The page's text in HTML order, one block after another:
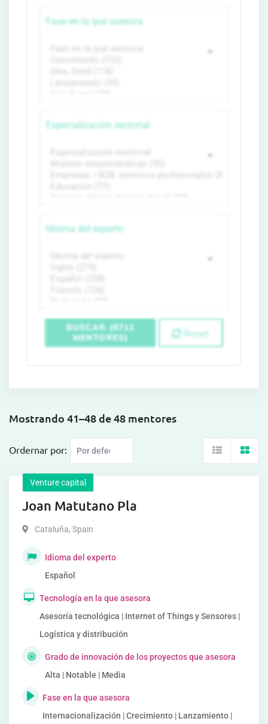
Fase en la que asesora
Especialización sectorial
Idioma del experto
BUSCAR (6711
MENTORES)
Reset
Mostrando 41–48 de 48 mentores
Ordernar por:
Venture capital
Joan Matutano Pla
Cataluña, Spain
Idioma del experto
Español
Tecnología en la que asesora
Asesoría tecnológica | Internet of Things y Sensores |
Logística y distribución
Grado de innovación de los proyectos que asesora
Alta | Notable | Media
Fase en la que asesora
Internacionalización | Crecimiento | Lanzamiento |